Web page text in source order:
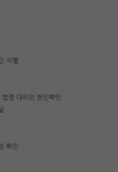
식별
정 대리인 본인확인
확인